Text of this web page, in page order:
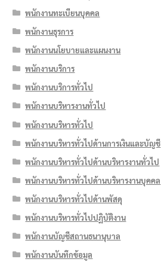
พนักงานทะเบียนบุคคล
พนักงานธุรการ
พนักงานนโยบายและแผนงาน
พนักงานบริการ
พนักงานบริการทั่วไป
พนักงานบริหารงานทั่วไป
พนักงานบริหารทั่วไป
พนักงานบริหารทั่วไปด้านการเงินและบัญชี
พนักงานบริหารทั่วไปด้านบริหารงานทั่วไป
พนักงานบริหารทั่วไปด้านบริหารงานบุคคล
พนักงานบริหารทั่วไปด้านพัสดุ
พนักงานบริหารทั่วไปปฏิบัติงาน
พนักงานบัญชีสถานธนานุบาล
พนักงานบันทึกข้อมูล